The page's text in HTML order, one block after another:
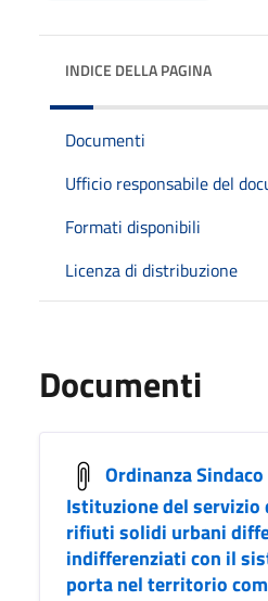
INDICE DELLA PAGINA
Documenti
Ufficio responsabile del
Formati disponibili
Licenza di distribuzione
Documenti
Ordinanza
Istituzione del servizio
rifiuti solidi urbani
indifferenziati con il
porta nel territorio